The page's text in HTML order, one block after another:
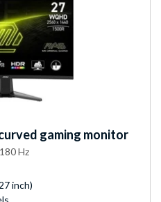
gaming monitor
Hz
inch)